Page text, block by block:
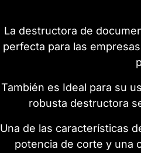
La destructora de
perfecta para las
También es Ideal para su
robusta destructora
Una de las características
potencia de corte y una